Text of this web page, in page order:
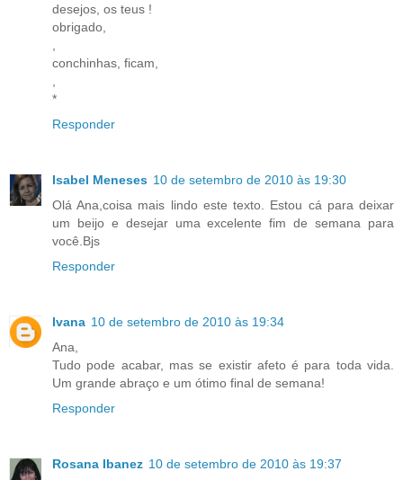
desejos, os teus !
obrigado,
conchinhas, ficam,
*
Responder
Isabel Meneses 10 de setembro de 2010 às 19:30
Olá Ana,coisa mais lindo este texto. Estou cá para deixar
um beijo e desejar uma excelente fim de semana para
você.Bjs
Responder
Ivana 10 de setembro de 2010 às 19:34
Ana,
Tudo pode acabar, mas se existir afeto é para toda vida.
Um grande abraço e um ótimo final de semana!
Responder
Rosana Ibanez 10 de setembro de 2010 às 19:37